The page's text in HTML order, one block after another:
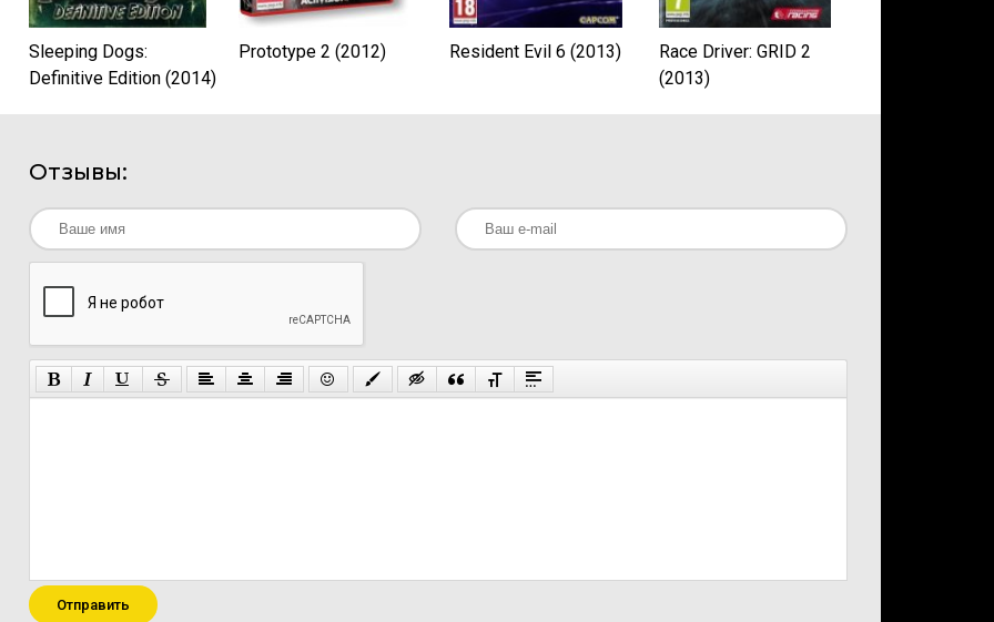
Sleeping Dogs:
Definitive Edition (2014)
Prototype 2 (2012) Resident Evil 6 (2013)
Race Driver: GRID 2
(2013)
Отзывы:
Отправить